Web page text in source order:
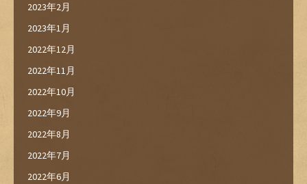
2023年2月
2023年1月
2022年12月
2022年11月
2022年10月
2022年9月
2022年8月
2022年7月
2022年6月